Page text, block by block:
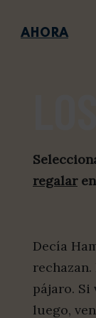
AHORA
regalar
Decía
pájaro. Si
luego,